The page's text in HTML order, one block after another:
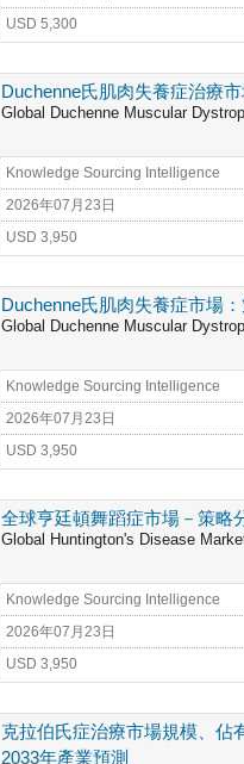
USD 5,300
Duchenne氏肌肉失養症治療
Global Duchenne Muscular
Knowledge Sourcing Intelligence
2026年07月23日
USD 3,950
Duchenne氏肌肉失養症市場
Global Duchenne Muscular
Knowledge Sourcing Intelligence
2026年07月23日
USD 3,950
全球亨廷頓舞蹈症市場－策略
Global Huntington's Disease
Knowledge Sourcing Intelligence
2026年07月23日
USD 3,950
克拉伯氏症治療市場規模、佔
2033年產業預測